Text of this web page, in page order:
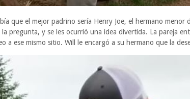
que el mejor padrino sería Henry Joe, el hermano
la pregunta, y se les ocurrió una idea divertida. La pareja
a ese mismo sitio. Will le encargó a su hermano que la